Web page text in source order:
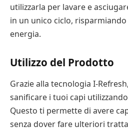
utilizzarla per lavare e
in un unico ciclo,
energia.
Utilizzo del Prodotto
Grazie alla tecnologia I-
sanificare i tuoi capi
Questo ti permette di avere
senza dover fare ulteriori